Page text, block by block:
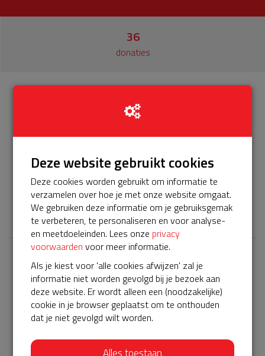
36
donaties
verloopt bijna en moet worden verlengd, zodat onze AED
gebruiksklaar blijft. Help je mee? Doneer voor ons
servicepakket!
𝕏
Laatste donaties
Bekijk alle
€ 10
28-04-2023 | 11:29
Deze website gebruikt cookies
Deze cookies worden gebruikt om informatie te
verzamelen over hoe je met onze website omgaat.
We gebruiken deze informatie om je gebruiksgemak
te verbeteren, te personaliseren en voor analyse-
en meetdoeleinden. Lees onze privacy
voorwaarden voor meer informatie.
Als je kiest voor 'alle cookies afwijzen' zal je
informatie niet worden gevolgd bij je bezoek aan
deze website. Er wordt alleen een (noodzakelijke)
cookie in je browser geplaatst om te onthouden
dat je niet gevolgd wilt worden.